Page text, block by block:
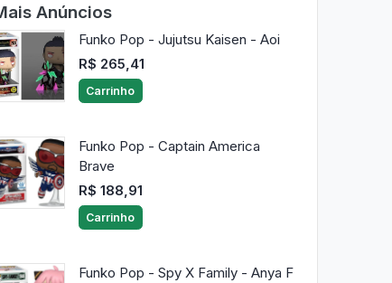
Anúncios
Funko Pop - Jujutsu Kaisen - Aoi
R$ 265,41
Carrinho
Funko Pop - Captain America
Brave
R$ 188,91
Carrinho
Funko Pop - Spy X Family - Anya F